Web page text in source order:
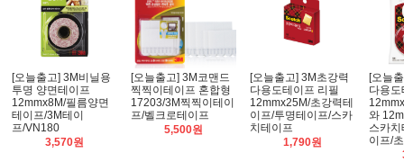
[오늘출고] 3M비닐용
투명 양면테이프
12mmx8M/필름양면
테이프/3M테이
프/VN180
3,570원
[오늘출고] 3M코맨드
찍찍이테이프 혼합형
17203/3M찍찍이테이
프/벨크로테이프
5,500원
[오늘출고] 3M초강력
다용도테이프 리필
12mmx25M/초강력테
이프/투명테이프/스카
치테이프
1,790원
[오늘
다용
와
스카
이프/